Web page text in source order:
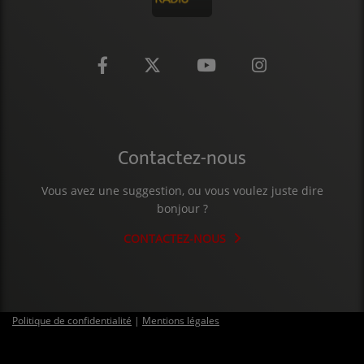
Contactez-nous
Vous avez une suggestion, ou vous voulez juste dire
bonjour ?
CONTACTEZ-NOUS
Politique de confidentialité | Mentions légales